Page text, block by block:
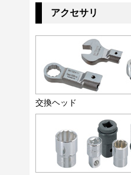
アクセサリ
交換ヘッド